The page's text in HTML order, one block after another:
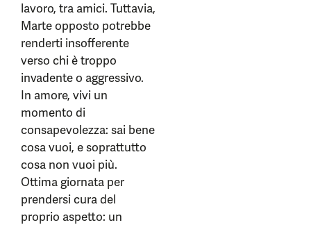
lavoro, tra amici. Tuttavia,
Marte opposto potrebbe
renderti insofferente
verso chi è troppo
invadente o aggressivo.
In amore, vivi un
momento di
consapevolezza: sai bene
cosa vuoi, e soprattutto
cosa non vuoi più.
Ottima giornata per
prendersi cura del
proprio aspetto: un